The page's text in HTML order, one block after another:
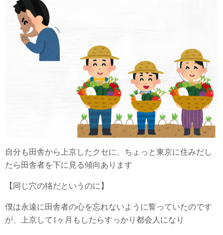
自分も田舎から上京したクセに、ちょっと東京に住みだし
たら田舎者を下に見る傾向あります
【同じ穴の狢だというのに】
僕は永遠に田舎者の心を忘れないように誓っていたのです
が、上京して1ヶ月もしたらすっかり都会人になり